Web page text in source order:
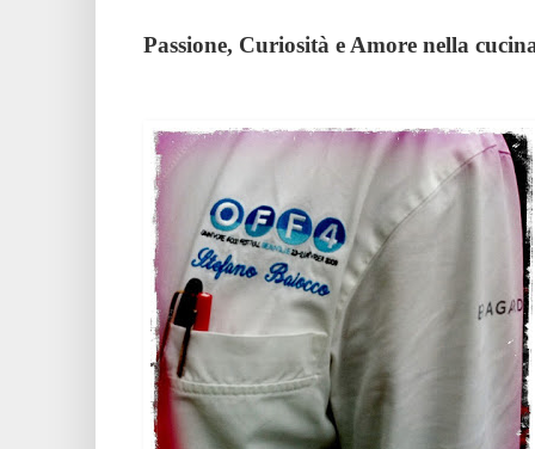
Passione, Curiosità e Amore nella